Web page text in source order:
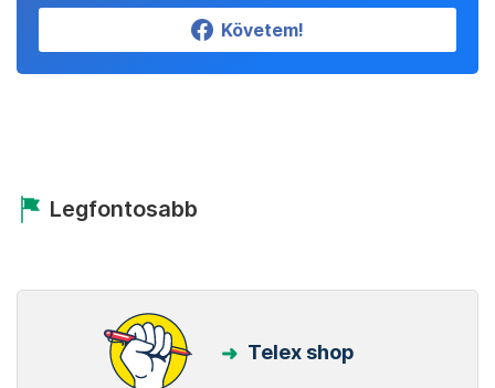
Követem!
Legfontosabb
Telex shop